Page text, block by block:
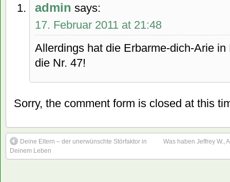
admin says:
17. Februar 2011 at 21:48
Allerdings hat die Erbarme-dich-Arie
die Nr. 47!
Sorry, the comment form is closed at this
Deine Eltern – der unerwünschte Störfaktor in
Deinem Leben
Was haben Jeffrey W.,